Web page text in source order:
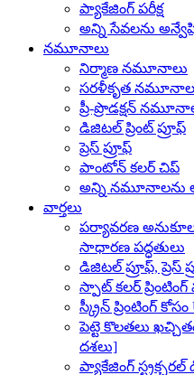
ప్యాకేజింగ్ పరీక్ష
అన్ని సేవలను
నమూనాలు
నిర్మాణ నమూనాలు
సరళీకృత
ప్రీ-ప్రొడక్షన్
డిజిటల్ ప్రింట్ ప్రూఫ్
ప్రెస్ ప్రూఫ్
పాంటోన్ కలర్ చిప్
అన్ని నమూనాలను
వార్తలు
పర్యావరణ
సాధారణ పద్ధతులు
డిజిటల్ ప్రూఫ్, ప్రెస్
స్పాట్ కలర్
స్క్రీన్ ప్రింటింగ్
పెట్టె కొలతలు
దశలు]
ప్యాకేజింగ్